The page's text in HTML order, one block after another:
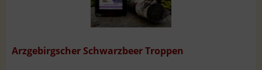
Arzgebirgscher Schwarzbeer Troppen